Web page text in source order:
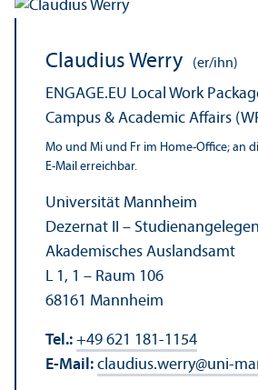
Claudius Werry (er/ihn)
ENGAGE.EU Local Work
Campus & Academic Affairs
Mo und Mi und Fr im Home-Office; an
E-Mail erreichbar.
Universität Mannheim
Dezernat II –
Akademisches Auslands­amt
L 1, 1 – Raum 106
68161 Mannheim
Tel.: +49 621 181-1154
E-Mail: claudius.werry@uni-